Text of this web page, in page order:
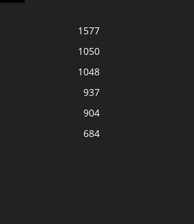
1577
1050
1048
937
904
684